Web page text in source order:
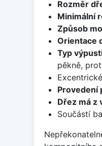
Rozměr
Minimální
Způsob
Orientace
Typ
pěkně,
Provedení
Dřez má z
Součástí